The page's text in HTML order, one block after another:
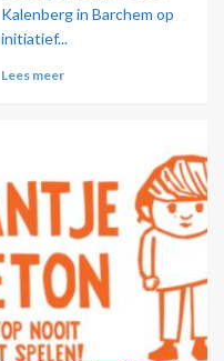
Kalenberg in Barchem op
initiatief...
Lees meer